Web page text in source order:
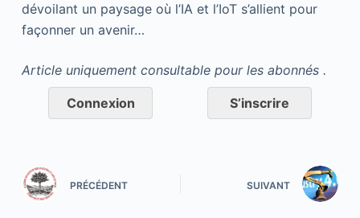
dévoilant un paysage où l’IA et l’IoT s’allient pour
façonner un avenir…
Article uniquement consultable pour les abonnés .
Connexion S’inscrire
PRÉCÉDENT SUIVANT